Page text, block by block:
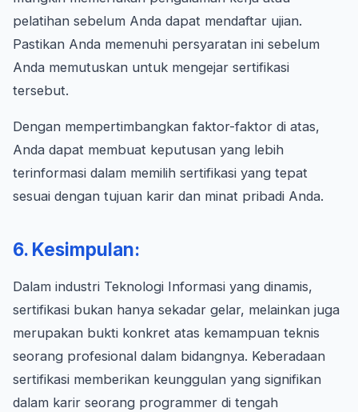
pelatihan sebelum Anda dapat mendaftar ujian.
Pastikan Anda memenuhi persyaratan ini sebelum
Anda memutuskan untuk mengejar sertifikasi
tersebut.
Dengan mempertimbangkan faktor-faktor di atas,
Anda dapat membuat keputusan yang lebih
terinformasi dalam memilih sertifikasi yang tepat
sesuai dengan tujuan karir dan minat pribadi Anda.
6. Kesimpulan:
Dalam industri Teknologi Informasi yang dinamis,
sertifikasi bukan hanya sekadar gelar, melainkan juga
merupakan bukti konkret atas kemampuan teknis
seorang profesional dalam bidangnya. Keberadaan
sertifikasi memberikan keunggulan yang signifikan
dalam karir seorang programmer di tengah